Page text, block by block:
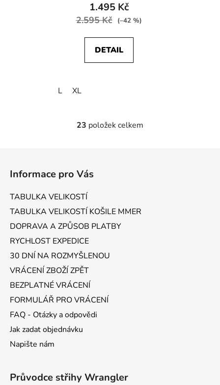
1.495 Kč
2.595 Kč (–42 %)
DETAIL
L XL
O
p
r
y
23 položek celkem
Informace pro Vás
TABULKA VELIKOSTÍ
TABULKA VELIKOSTÍ KOŠILE MMER
DOPRAVA A ZPŮSOB PLATBY
RYCHLOST EXPEDICE
30 DNÍ NA ROZMYŠLENOU
VRÁCENÍ ZBOŽÍ ZPĚT
BEZPLATNÉ VRÁCENÍ
FORMULÁŘ PRO VRÁCENÍ
FAQ - Otázky a odpovědi
Jak zadat objednávku
Napište nám
Průvodce střihy Wrangler